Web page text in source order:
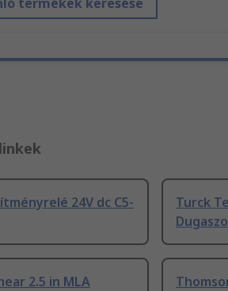
24V dc C5-
Turck
2.5 in MLA